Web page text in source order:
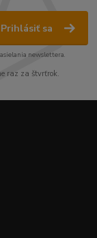
Prihlásiť sa
newslettera.
raz za štvrťrok.